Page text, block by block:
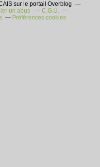
sur le portail Overblog
un abus
C.G.U.
Préférences cookies